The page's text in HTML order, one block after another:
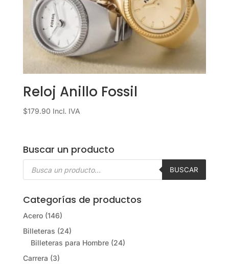
Reloj Anillo Fossil
$179.90 Incl. IVA
Buscar un producto
Búsqueda
BUSCAR
Categorías de productos
Acero (146)
Billeteras (24)
Billeteras para Hombre (24)
Carrera (3)